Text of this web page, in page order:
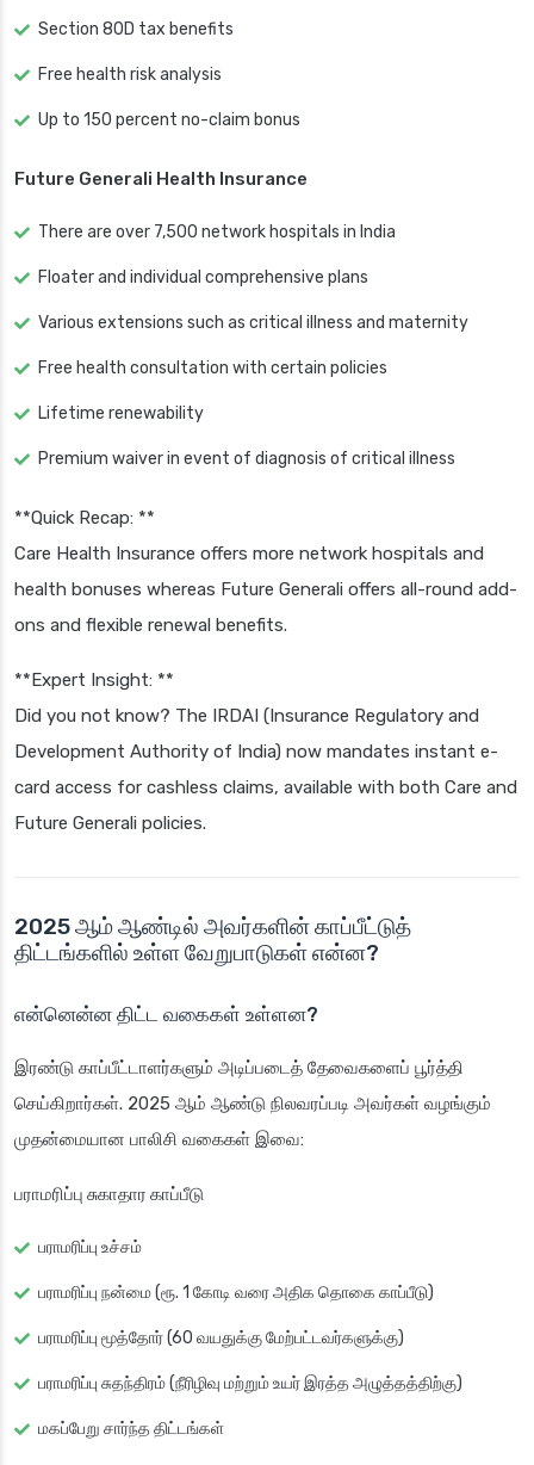
Section 80D tax benefits
Free health risk analysis
Up to 150 percent no-claim bonus
Future Generali Health Insurance
There are over 7,500 network hospitals in India
Floater and individual comprehensive plans
Various extensions such as critical illness and maternity
Free health consultation with certain policies
Lifetime renewability
Premium waiver in event of diagnosis of critical illness
**Quick Recap: **
Care Health Insurance offers more network hospitals and
health bonuses whereas Future Generali offers all-round add-
ons and flexible renewal benefits.
**Expert Insight: **
Did you not know? The IRDAI (Insurance Regulatory and
Development Authority of India) now mandates instant e-
card access for cashless claims, available with both Care and
Future Generali policies.
2025 ஆம் ஆண்டில் அவர்களின் காப்பீட்டுத்
திட்டங்களில் உள்ள வேறுபாடுகள் என்ன?
என்னென்ன திட்ட வகைகள் உள்ளன?
இரண்டு காப்பீட்டாளர்களும் அடிப்படைத் தேவைகளைப் பூர்த்தி
செய்கிறார்கள். 2025 ஆம் ஆண்டு நிலவரப்படி அவர்கள் வழங்கும்
முதன்மையான பாலிசி வகைகள் இவை:
பராமரிப்பு சுகாதார காப்பீடு
பராமரிப்பு உச்சம்
பராமரிப்பு நன்மை (ரூ. 1 கோடி வரை அதிக தொகை காப்பீடு)
பராமரிப்பு மூத்தோர் (60 வயதுக்கு மேற்பட்டவர்களுக்கு)
பராமரிப்பு சுதந்திரம் (நீரிழிவு மற்றும் உயர் இரத்த அழுத்தத்திற்கு)
மகப்பேறு சார்ந்த திட்டங்கள்